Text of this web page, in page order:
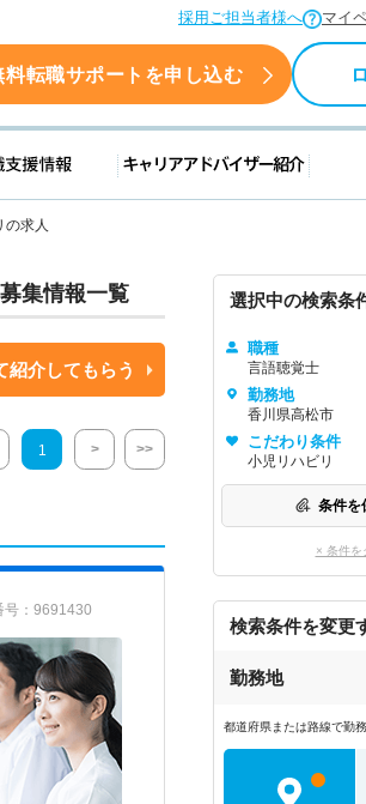
採用ご担当者様へ マイ
料転職サポートを申し込む
例 転職支援情報 キャリ
の求人
集情報一覧
紹介してもらう
1 > >>
：9691430
選択中の検索条
職種
言語聴覚士
勤務地
香川県高松市
こだわり条件
小児リハビリ
条件を
× 条件を
検索条件を変更
勤務地
都道府県または路線で勤